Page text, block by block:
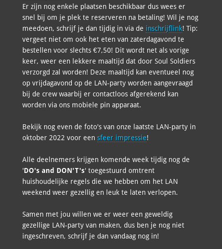
Er zijn nog enkele plaatsen beschikbaar dus wees er
snel bij om je plek te reserveren na betaling! Wil je nog
meedoen, schrijf je dan tijdig in via de inschrijflink! Tip:
vergeet niet om ook het eten van zaterdagavond te
bestellen voor slechts €7,50! Dit wordt net als vorige
keer, weer een lekkere maaltijd dat door Soul Soldiers
verzorgd zal worden! Deze maaltijd kan eventueel nog
op vrijdagavond op de LAN-party worden aangevraagd
bij de crew waarbij er contactloos afgerekend kan
worden via ons mobiele pin apparaat.
Bekijk nog even de foto's van onze laatste LAN-party in
oktober 2022 voor een sfeer impressie!
Alle deelnemers krijgen komende week tijdig nog de
'DO's and DON'T's' toegestuurd omtrent
huishoudelijke regels die we hebben om het LAN
weekend weer gezellig en leuk te laten verlopen.
Samen met jou willen we er weer een geweldig
gezellige LAN-party van maken, dus ben je nog niet
ingeschreven, schrijf je dan vandaag nog in!